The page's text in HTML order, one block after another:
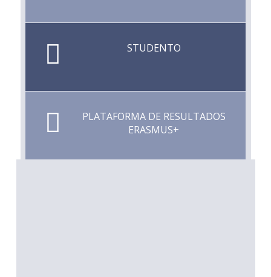
STUDENTO
PLATAFORMA DE RESULTADOS
ERASMUS+